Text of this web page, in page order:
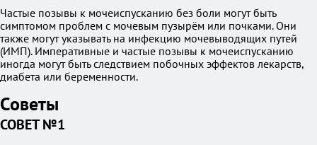
Частые позывы к мочеиспусканию без боли могут быть
симптомом проблем с мочевым пузырём или почками. Они
также могут указывать на инфекцию мочевыводящих путей
(ИМП). Императивные и частые позывы к мочеиспусканию
иногда могут быть следствием побочных эффектов лекарств,
диабета или беременности.
Советы
СОВЕТ №1